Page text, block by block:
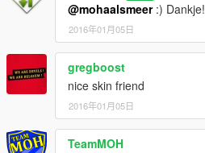
@mohaalsmeer:) Dankje!
2016年01月05日
gregboost
nice skin friend
2016年01月05日
TeamMOH